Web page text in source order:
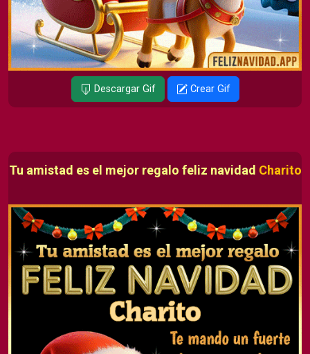
Descargar Gif Crear Gif
Tu amistad es el mejor regalo feliz navidad Charito